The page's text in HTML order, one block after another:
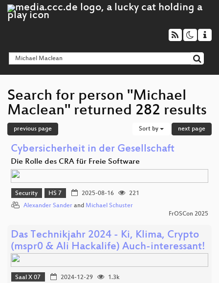
Search for person "Michael
Maclean" returned 282 results
previous page Sort by next page
Cybersicherheit in der Gesellschaft
Die Rolle des CRA für Freie Software
Security HS 7 2025-08-16
221
Alexander Sander and Michael Schuster
FrOSCon 2025
Das Technikjahr 2024 - Ki, Klima, Crypto
(mspr0 & Ali Hackalife) Auch-interessant!
Saal X 07 2024-12-29
1.3k